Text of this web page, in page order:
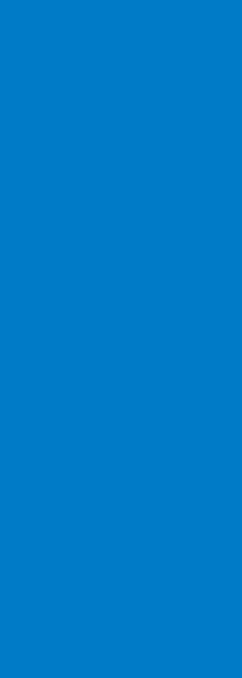
klein
is.
waardoor
goed konden
met zijn
wat
gingen
de